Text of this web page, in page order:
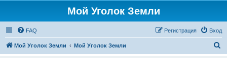
Мой Уголок Земли
FAQ Вход
Регистрация
Мой Уголок Земли Мой Уголок Земли